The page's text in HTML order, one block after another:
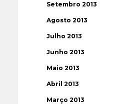
Setembro 2013
Agosto 2013
Julho 2013
Junho 2013
Maio 2013
Abril 2013
Março 2013